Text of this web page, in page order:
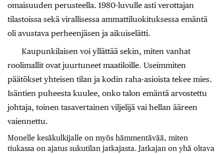
omaisuuden perusteella. 1980-luvulle asti verottajan
tilastoissa sekä virallisessa ammattiluokituksessa emäntä
oli avustava perheenjäsen ja aikuiselätti.
Kaupunkilaisen voi yllättää sekin, miten vanhat
roolimallit ovat juurtuneet maatiloille. Useimmiten
päätökset yhteisen tilan ja kodin raha-asioista tekee mies.
Isäntien puheesta kuulee, onko talon emäntä arvostettu
johtaja, toinen tasavertainen viljelijä vai hellan ääreen
vaiennettu.
Monelle kesäkulkijalle on myös hämmentävää, miten
tiukassa on ajatus sukutilan jatkajasta. Jatkajan on yhä oltava